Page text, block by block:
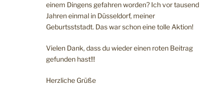
einem Dingens gefahren worden? Ich vor tausend
Jahren einmal in Düsseldorf, meiner
Geburtsststadt. Das war schon eine tolle Aktion!
Vielen Dank, dass du wieder einen roten Beitrag
gefunden hast!!!
Herzliche Grüße